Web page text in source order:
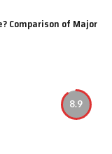
Comparison of Major
8.9